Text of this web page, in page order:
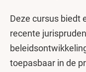
Deze cursus biedt
recente
toepasbaar in de